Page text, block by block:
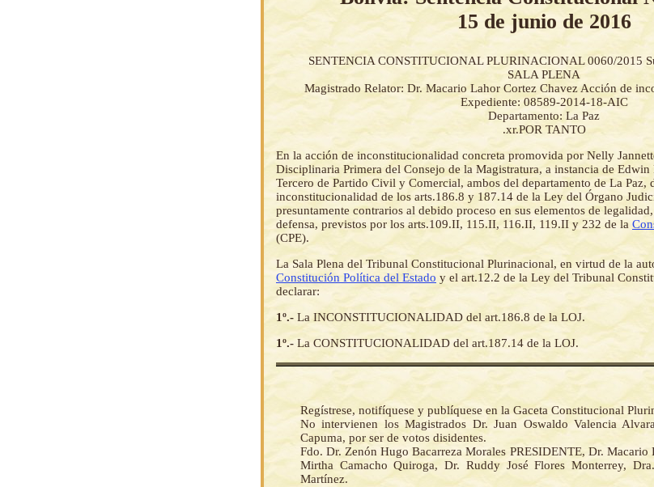
15 de junio de 2016
SENTENCIA CONSTITUCIONAL PLURINACIONAL 0060/2015
SALA PLENA
Magistrado Relator: Dr. Macario Lahor Cortez Chavez Acción de
Expediente: 08589-2014-18-AIC
Departamento: La Paz
.xr.POR TANTO
En la acción de inconstitucionalidad concreta promovida por Nelly
Disciplinaria Primera del Consejo de la Magistratura, a instancia de Edwin
Tercero de Partido Civil y Comercial, ambos del departamento de La Paz,
inconstitucionalidad de los arts.186.8 y 187.14 de la Ley del Órgano
presuntamente contrarios al debido proceso en sus elementos de
defensa, previstos por los arts.109.II, 115.II, 116.II, 119.II y 232 de la
(CPE).
La Sala Plena del Tribunal Constitucional Plurinacional, en virtud de la
Constitución Política del Estado y el art.12.2 de la Ley del Tribunal
declarar:
1º.- La INCONSTITUCIONALIDAD del art.186.8 de la LOJ.
1º.- La CONSTITUCIONALIDAD del art.187.14 de la LOJ.
Regístrese, notifíquese y publíquese en la Gaceta Constitucional
No intervienen los Magistrados Dr. Juan Oswaldo Valencia
Capuma, por ser de votos disidentes.
Fdo. Dr. Zenón Hugo Bacarreza Morales PRESIDENTE, Dr. Macario
Mirtha Camacho Quiroga, Dr. Ruddy José Flores Monterrey,
Martínez.